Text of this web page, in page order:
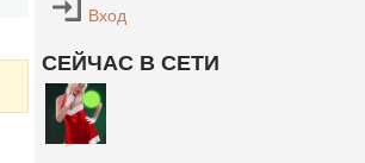
Вход
СЕЙЧАС В СЕТИ